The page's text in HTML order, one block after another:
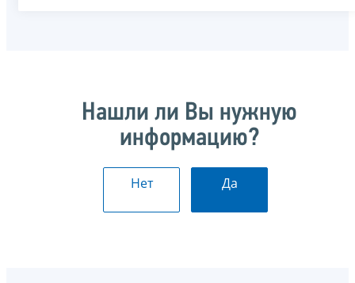
Нашли ли Вы нужную
информацию?
Нет Да